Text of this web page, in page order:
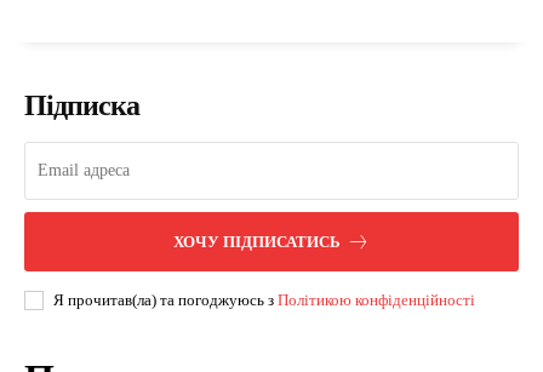
Підписка
ХОЧУ ПІДПИСАТИСЬ
Я прочитав(ла) та погоджуюсь з Політикою конфіденційності